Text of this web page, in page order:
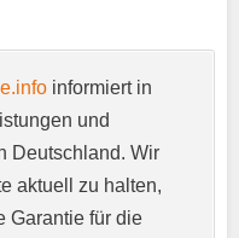
informiert in
und
Deutschland. Wir
aktuell zu halten,
Garantie für die